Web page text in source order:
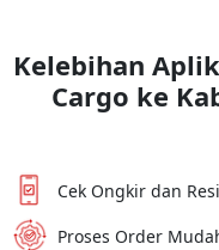
Kelebihan
Cargo ke
Cek Ongkir dan
Proses Order